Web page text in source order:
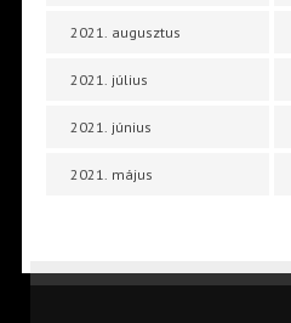
2021. augusztus
2021. július
2021. június
2021. május